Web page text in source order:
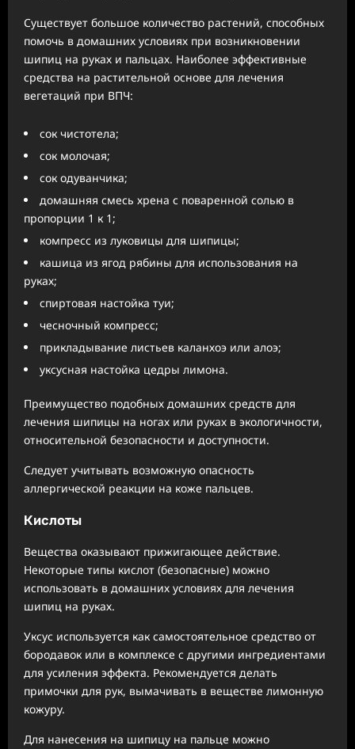
Существует большое количество растений, способных
помочь в домашних условиях при возникновении
шипиц на руках и пальцах. Наиболее эффективные
средства на растительной основе для лечения
вегетаций при ВПЧ:
сок чистотела;
сок молочая;
сок одуванчика;
домашняя смесь хрена с поваренной солью в
пропорции 1 к 1;
компресс из луковицы для шипицы;
кашица из ягод рябины для использования на
руках;
спиртовая настойка туи;
чесночный компресс;
прикладывание листьев каланхоэ или алоэ;
уксусная настойка цедры лимона.
Преимущество подобных домашних средств для
лечения шипицы на ногах или руках в экологичности,
относительной безопасности и доступности.
Следует учитывать возможную опасность
аллергической реакции на коже пальцев.
Кислоты
Вещества оказывают прижигающее действие.
Некоторые типы кислот (безопасные) можно
использовать в домашних условиях для лечения
шипиц на руках.
Уксус используется как самостоятельное средство от
бородавок или в комплексе с другими ингредиентами
для усиления эффекта. Рекомендуется делать
примочки для рук, вымачивать в веществе лимонную
кожуру.
Для нанесения на шипицу на пальце можно